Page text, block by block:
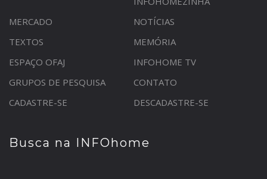
MERCADO
NOTÍCIAS
TEXTOS
MEMÓRIA
ESPAÇO OFAJ
INFOHOME TV
GRUPOS DE PESQUISA
CONTATO
CADASTRE-SE
DESCADASTRE-SE
Busca na INFOhome